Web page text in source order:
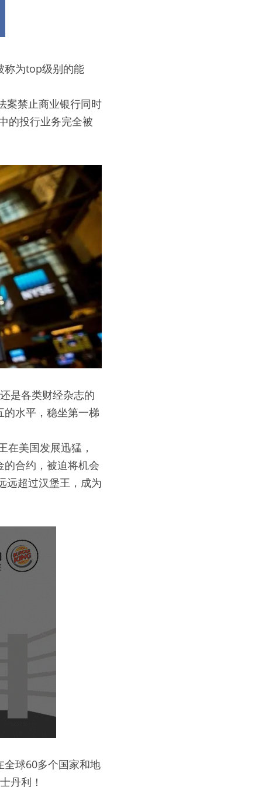
称为top级别的能
案禁止商业银行同时
的投行业务完全被
是各类财经杂志的
水平，稳坐第一梯
在美国发展迅猛，
合约，被迫将机会
远超过汉堡王，成为
全球60多个国家和地
丹利！